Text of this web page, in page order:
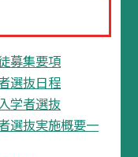
募集要項
選抜日程
学者選抜
選抜実施概要一